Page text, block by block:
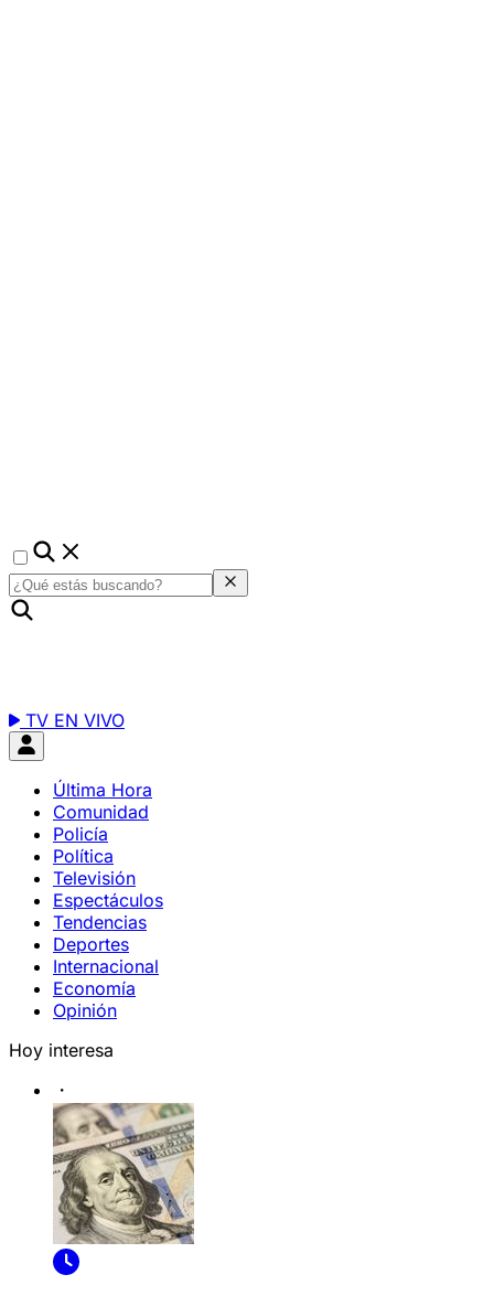
TV EN VIVO
Última Hora
Comunidad
Policía
Política
Televisión
Espectáculos
Tendencias
Deportes
Internacional
Economía
Opinión
Hoy interesa